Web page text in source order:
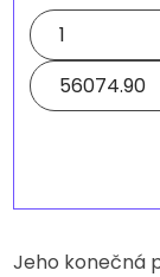
Jeho konečná